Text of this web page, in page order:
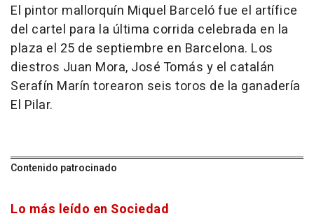
El pintor mallorquín Miquel Barceló fue el artífice
del cartel para la última corrida celebrada en la
plaza el 25 de septiembre en Barcelona. Los
diestros Juan Mora, José Tomás y el catalán
Serafín Marín torearon seis toros de la ganadería
El Pilar.
Contenido patrocinado
Lo más leído en Sociedad